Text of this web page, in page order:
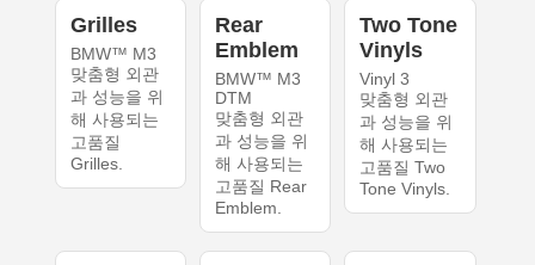
Grilles
BMW™ M3
맞춤형 외관
과 성능을 위
해 사용되는
고품질
Grilles.
Rear
Emblem
BMW™ M3
DTM
맞춤형 외관
과 성능을 위
해 사용되는
고품질 Rear
Emblem.
Two Tone
Vinyls
Vinyl 3
맞춤형 외관
과 성능을 위
해 사용되는
고품질 Two
Tone Vinyls.